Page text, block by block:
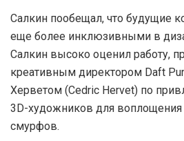
Салкин пообещал, что будущие
еще более инклюзивными в
Салкин высоко оценил работу,
креативным директором Daft
Херветом (Cedric Hervet) по
3D-художников для воплощения
смурфов.